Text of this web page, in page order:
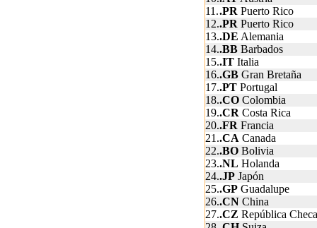
11..PR Puerto Rico
12..PR Puerto Rico
13..DE Alemania
14..BB Barbados
15..IT Italia
16..GB Gran Bretaña
17..PT Portugal
18..CO Colombia
19..CR Costa Rica
20..FR Francia
21..CA Canada
22..BO Bolivia
23..NL Holanda
24..JP Japón
25..GP Guadalupe
26..CN China
27..CZ República Checa